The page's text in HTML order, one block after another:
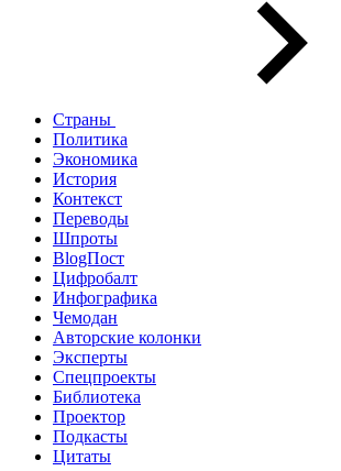
Страны
Политика
Экономика
История
Контекст
Переводы
Шпроты
BlogПост
Цифробалт
Инфографика
Чемодан
Авторские колонки
Эксперты
Спецпроекты
Библиотека
Проектор
Подкасты
Цитаты